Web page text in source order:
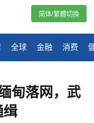
全球 金融 消费
简体/繁體切換
甸落网，武
缉